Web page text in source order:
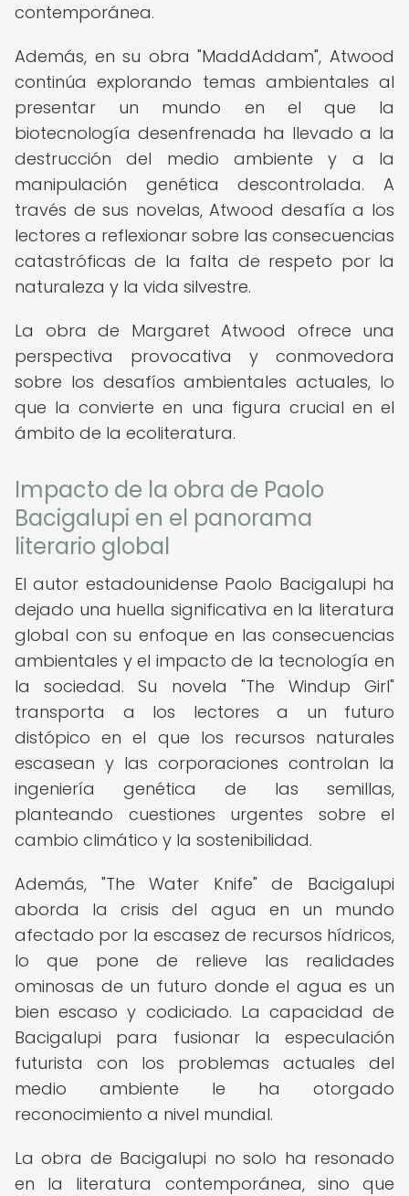
contemporánea.
Además, en su obra "MaddAddam", Atwood
continúa explorando temas ambientales al
presentar un mundo en el que la
biotecnología desenfrenada ha llevado a la
destrucción del medio ambiente y a la
manipulación genética descontrolada. A
través de sus novelas, Atwood desafía a los
lectores a reflexionar sobre las consecuencias
catastróficas de la falta de respeto por la
naturaleza y la vida silvestre.
La obra de Margaret Atwood ofrece una
perspectiva provocativa y conmovedora
sobre los desafíos ambientales actuales, lo
que la convierte en una figura crucial en el
ámbito de la ecoliteratura.
Impacto de la obra de Paolo
Bacigalupi en el panorama
literario global
El autor estadounidense Paolo Bacigalupi ha
dejado una huella significativa en la literatura
global con su enfoque en las consecuencias
ambientales y el impacto de la tecnología en
la sociedad. Su novela "The Windup Girl"
transporta a los lectores a un futuro
distópico en el que los recursos naturales
escasean y las corporaciones controlan la
ingeniería genética de las semillas,
planteando cuestiones urgentes sobre el
cambio climático y la sostenibilidad.
Además, "The Water Knife" de Bacigalupi
aborda la crisis del agua en un mundo
afectado por la escasez de recursos hídricos,
lo que pone de relieve las realidades
ominosas de un futuro donde el agua es un
bien escaso y codiciado. La capacidad de
Bacigalupi para fusionar la especulación
futurista con los problemas actuales del
medio ambiente le ha otorgado
reconocimiento a nivel mundial.
La obra de Bacigalupi no solo ha resonado
en la literatura contemporánea, sino que